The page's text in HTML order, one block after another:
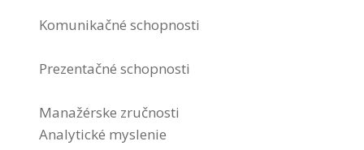
Komunikačné schopnosti
Prezentačné schopnosti
Manažérske zručnosti
Analytické myslenie